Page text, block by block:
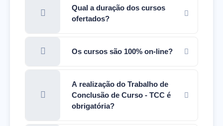
Qual a duração dos cursos
ofertados?
Os cursos são 100% on-line?
A realização do Trabalho de
Conclusão de Curso - TCC é
obrigatória?